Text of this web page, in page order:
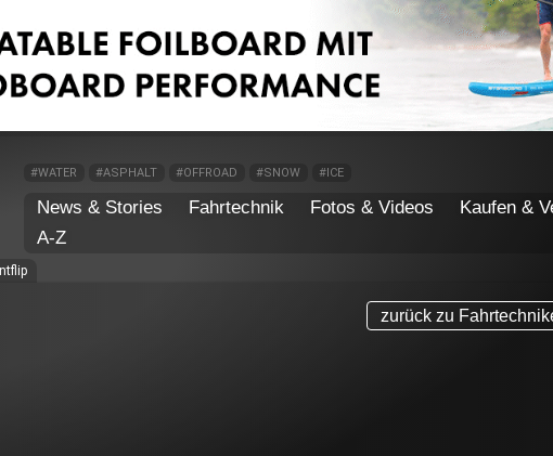
#WATER #ASPHALT #OFFROAD #SNOW #ICE
News & Stories Fahrtechnik Fotos & Videos
Kaufen &
A-Z
zurück zu